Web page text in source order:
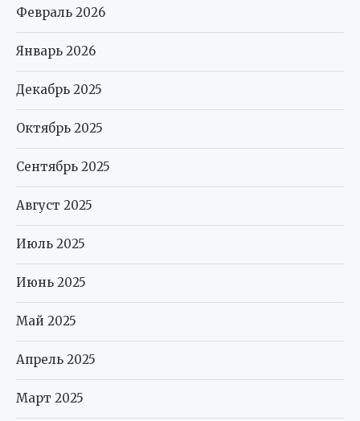
Февраль 2026
Январь 2026
Декабрь 2025
Октябрь 2025
Сентябрь 2025
Август 2025
Июль 2025
Июнь 2025
Май 2025
Апрель 2025
Март 2025